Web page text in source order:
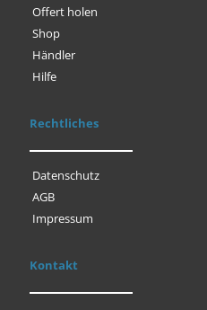
Offert holen
Shop
Händler
Hilfe
Rechtliches
Datenschutz
AGB
Impressum
Kontakt